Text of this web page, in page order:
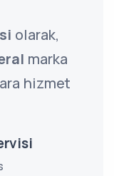
olarak,
marka
hizmet